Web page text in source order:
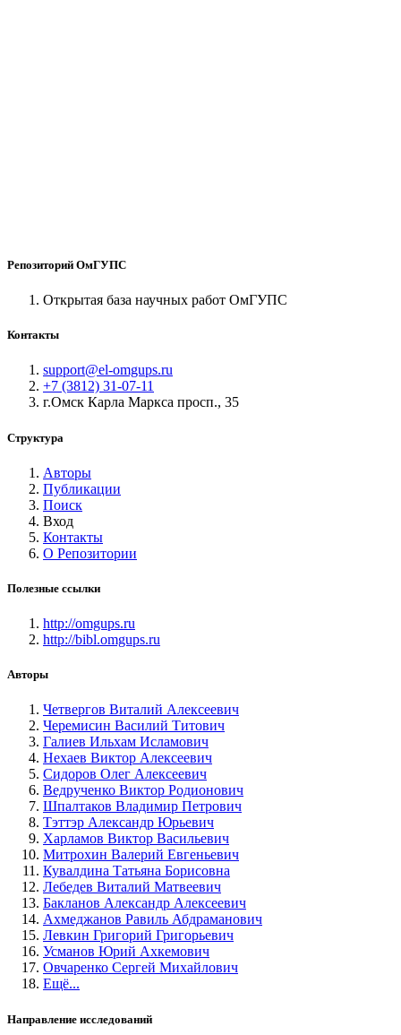
Репозиторий ОмГУПС
Открытая база научных работ ОмГУПС
Контакты
support@el-omgups.ru
+7 (3812) 31-07-11
г.Омск Карла Маркса просп., 35
Структура
Авторы
Публикации
Поиск
Вход
Контакты
О Репозитории
Полезные ссылки
http://omgups.ru
http://bibl.omgups.ru
Авторы
Четвергов Виталий Алексеевич
Черемисин Василий Титович
Галиев Ильхам Исламович
Нехаев Виктор Алексеевич
Сидоров Олег Алексеевич
Ведрученко Виктор Родионович
Шпалтаков Владимир Петрович
Тэттэр Александр Юрьевич
Харламов Виктор Васильевич
Митрохин Валерий Евгеньевич
Кувалдина Татьяна Борисовна
Лебедев Виталий Матвеевич
Бакланов Александр Алексеевич
Ахмеджанов Равиль Абдраманович
Левкин Григорий Григорьевич
Усманов Юрий Ахкемович
Овчаренко Сергей Михайлович
Ещё...
Направление исследований